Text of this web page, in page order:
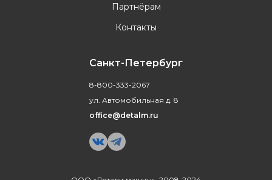
Партнёрам
Контакты
Санкт-Петербург
8-800-333-2067
ул. Автомобильная д. 8
office@detalm.ru